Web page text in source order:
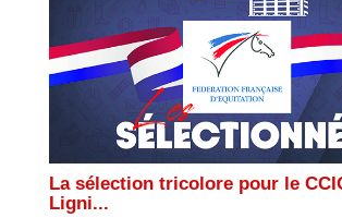
La sélection tricolore pour le
Ligni...